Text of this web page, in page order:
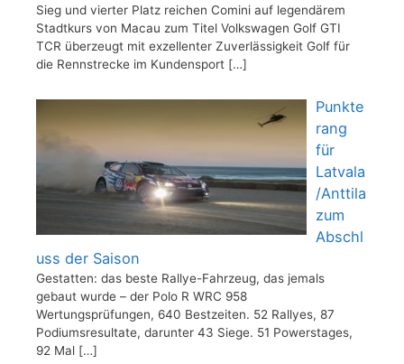
Sieg und vierter Platz reichen Comini auf legendärem
Stadtkurs von Macau zum Titel Volkswagen Golf GTI
TCR überzeugt mit exzellenter Zuverlässigkeit Golf für
die Rennstrecke im Kundensport […]
Punkte
rang
für
Latvala
/Anttila
zum
Abschl
uss der Saison
Gestatten: das beste Rallye-Fahrzeug, das jemals
gebaut wurde – der Polo R WRC 958
Wertungsprüfungen, 640 Bestzeiten. 52 Rallyes, 87
Podiumsresultate, darunter 43 Siege. 51 Powerstages,
92 Mal […]